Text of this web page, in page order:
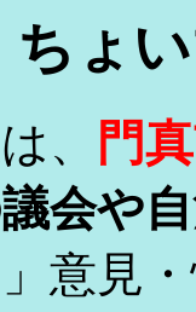
ちょ
、
門
会や
意見